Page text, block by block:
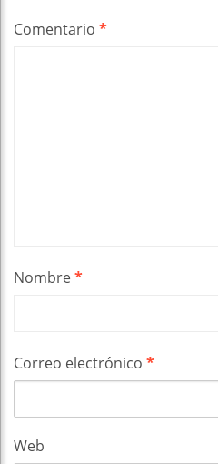
Comentario *
Nombre*
Correo electrónico *
Web